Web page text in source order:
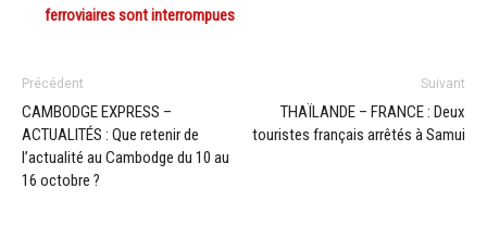
ferroviaires sont interrompues
Précédent
CAMBODGE EXPRESS –
ACTUALITÉS : Que retenir de
l’actualité au Cambodge du 10 au
16 octobre ?
Suivant
THAÏLANDE – FRANCE : Deux
touristes français arrêtés à Samui